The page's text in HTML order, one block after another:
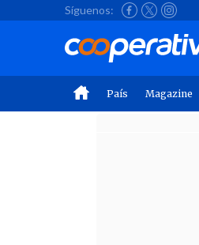
Síguenos:
País Magazine